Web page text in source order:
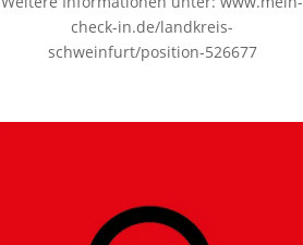
check-in.de/landkreis-
schweinfurt/position-526677